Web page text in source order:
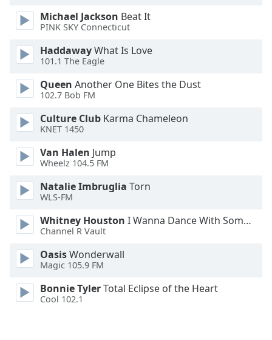
Background
Color
Opacity
Font
Size
Text
Edge
Family
Reset
Close
Modal
Dialog
Michael Jackson Beat It
PINK SKY Connecticut
HaddawayWhat Is Love
101.1 The Eagle
Queen Another One Bites the Dust
102.7 Bob FM
Culture Club Karma Chameleon
KNET 1450
Van Halen Jump
Wheelz 104.5 FM
Natalie Imbruglia Torn
WLS-FM
Whitney Houston I Wanna Dance With Somebody
Channel R Vault
OasisWonderwall
Magic 105.9 FM
Bonnie TylerTotal Eclipse of the Heart
Cool 102.1